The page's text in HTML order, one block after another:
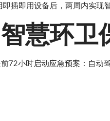
插即用设备后，两周内实现
慧环卫
72小时启动应急预案：自